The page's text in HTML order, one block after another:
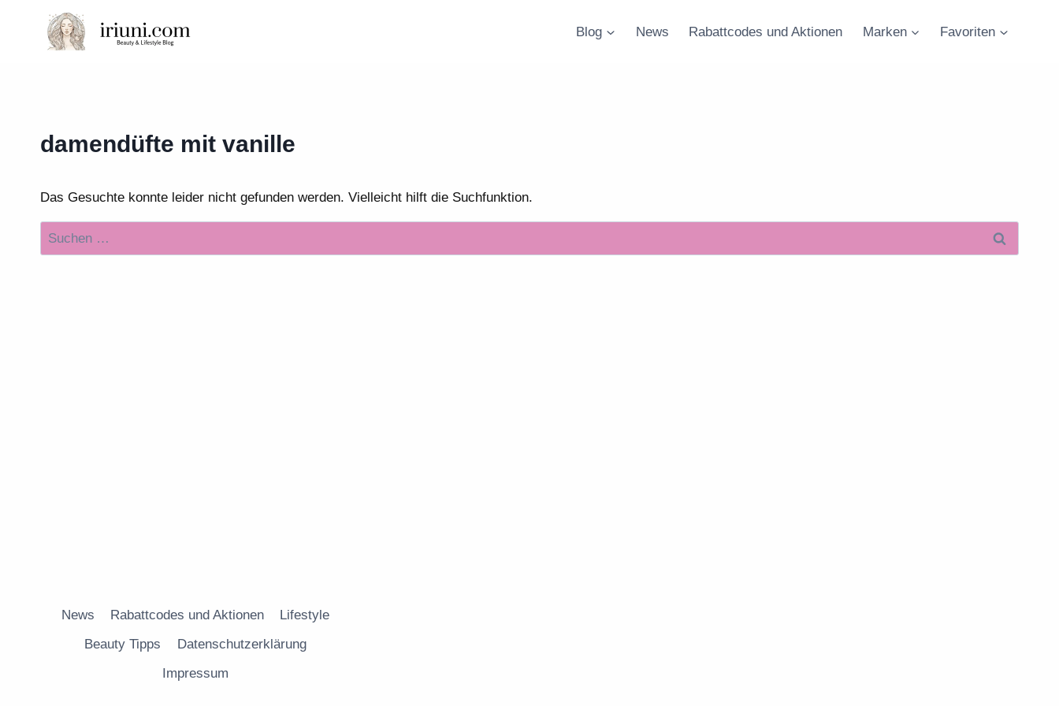
springen
Blog News Rabattcodes und Aktionen Marken Favoriten
damendüfte mit vanille
Das Gesuchte konnte leider nicht gefunden werden. Vielleicht hilft die Suchfunktion.
Suchen
nach:
News Rabattcodes und Aktionen
Lifestyle
Beauty Tipps
Datenschutzerklärung
Impressum